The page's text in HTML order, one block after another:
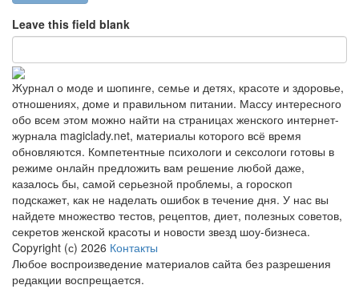
Leave this field blank
Журнал о моде и шопинге, семье и детях, красоте и здоровье,
отношениях, доме и правильном питании. Массу интересного
обо всем этом можно найти на страницах женского интернет-
журнала magiclady.net, материалы которого всё время
обновляются. Компетентные психологи и сексологи готовы в
режиме онлайн предложить вам решение любой даже,
казалось бы, самой серьезной проблемы, а гороскоп
подскажет, как не наделать ошибок в течение дня. У нас вы
найдете множество тестов, рецептов, диет, полезных советов,
секретов женской красоты и новости звезд шоу-бизнеса.
Copyright (с) 2026 Контакты
Любое воспроизведение материалов сайта без разрешения
редакции воспрещается.